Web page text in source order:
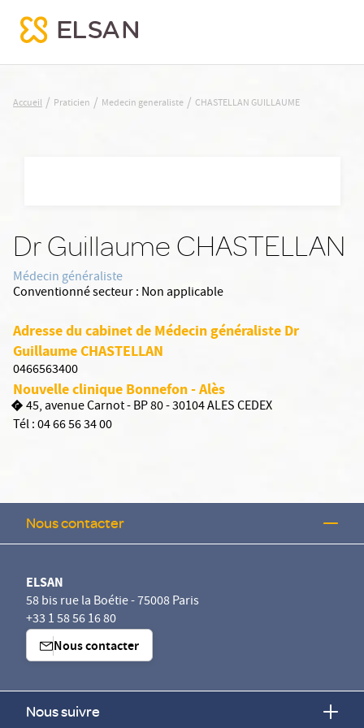
CHASTELLAN GUILLAUME
Accueil / Praticien / Medecin generaliste / CHASTELLAN GUILLAUME
Dr Guillaume CHASTELLAN
Médecin généraliste
Conventionné secteur : Non applicable
Adresse du cabinet de Médecin généraliste Dr
Guillaume CHASTELLAN
0466563400
Nouvelle clinique Bonnefon - Alès
45, avenue Carnot - BP 80 - 30104 ALES CEDEX
Tél :04 66 56 34 00
Nous contacter
ELSAN
58 bis rue la Boétie - 75008 Paris
+33 1 58 56 16 80
Nous contacter
Nous suivre